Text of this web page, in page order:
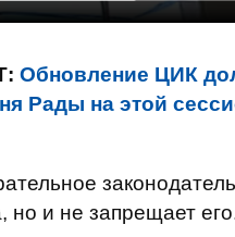
Обновление ЦИК
Рады на этой
но и не запрещает